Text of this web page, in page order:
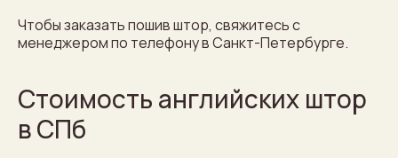
Чтобы заказать пошив штор, свяжитесь с
менеджером по телефону в Санкт-Петербурге.
Стоимость английских штор
в СПб